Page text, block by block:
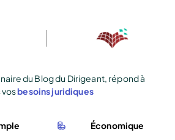
du Blog du Dirigeant, répond à
vosbesoins juridiques
Économique